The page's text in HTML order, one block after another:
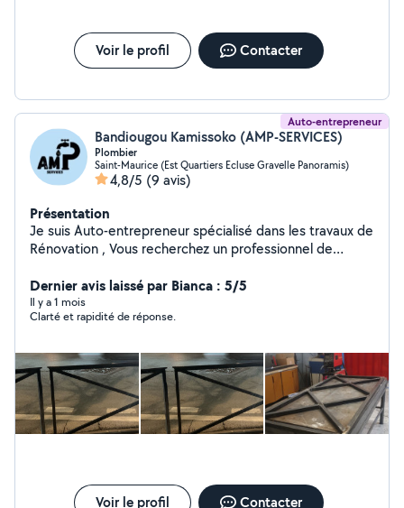
Voir le profil Contacter
Auto-entrepreneur
Bandiougou Kamissoko (AMP-SERVICES)
Plombier
Saint-Maurice (Est Quartiers Ecluse Gravelle Panoramis)
4,8/5 (9 avis)
Présentation
Je suis Auto-entrepreneur spécialisé dans les travaux de
Rénovation , Vous recherchez un professionnel de
entreprise basée à Saint-Maurice, met à votre
disposition son savoir-faire et son sérieux pour réaliser
tous vos projets avec qualité et efficacité. Nos services
matériaux Démolition Serrurerie (ouverture de portes
bloquées) Et bien plus encore... Pourquoi nous choisir ?
Un travail soigné Une équipe réactive et expérimentée
L'argent n'est pas notre priorité,nos priorités sont
satisfaction des clients attention, je ne crache pas sur
trente, cinquante-trois, vingt-quatre Expliquez-nous
votre besoin et recevez rapidement un devis
Dernier avis laissé par Bianca : 5/5
Il y a 1 mois
Clarté et rapidité de réponse.
Voir le profil Contacter